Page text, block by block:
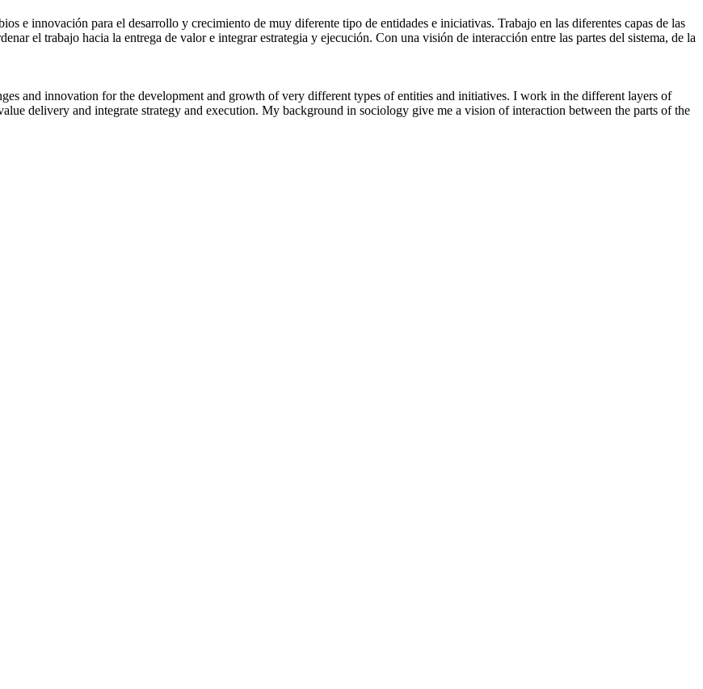
e innovación para el desarrollo y crecimiento de muy diferente tipo de entidades e iniciativas. Trabajo en las diferentes capas de las
el trabajo hacia la entrega de valor e integrar estrategia y ejecución. Con una visión de interacción entre las partes del sistema, de la
and innovation for the development and growth of very different types of entities and initiatives. I work in the different layers of
delivery and integrate strategy and execution. My background in sociology give me a vision of interaction between the parts of the